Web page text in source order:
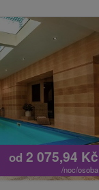
od 2 075,94 Kč
/noc/osoba